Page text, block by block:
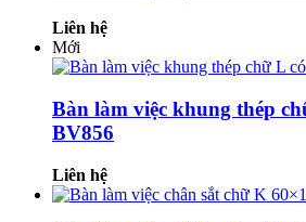
Liên hệ
Mới
Bàn làm việc khung thép
BV856
Liên hệ